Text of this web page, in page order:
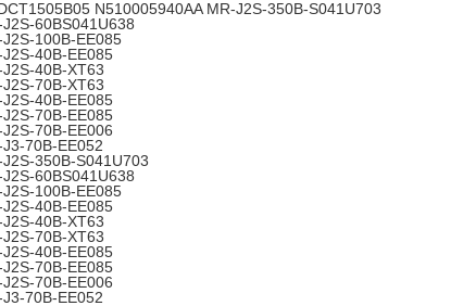
N510005940AA MR-J2S-350B-S041U703
J2S-60BS041U638
J2S-100B-EE085
J2S-40B-EE085
J2S-40B-XT63
J2S-70B-XT63
J2S-40B-EE085
J2S-70B-EE085
J2S-70B-EE006
J3-70B-EE052
J2S-350B-S041U703
J2S-60BS041U638
J2S-100B-EE085
J2S-40B-EE085
J2S-40B-XT63
J2S-70B-XT63
J2S-40B-EE085
J2S-70B-EE085
J2S-70B-EE006
J3-70B-EE052